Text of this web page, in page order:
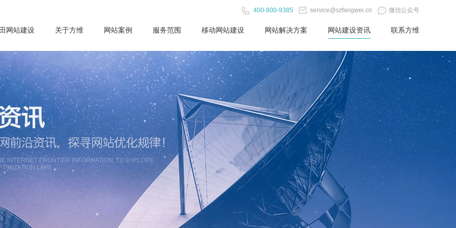
400-800-9385 service@szfangwei.cn 微信公众号
网站建设 关于方维 网站案例 服务范围 移动网站建设 网站解决方案 网站建设资讯 联系方维